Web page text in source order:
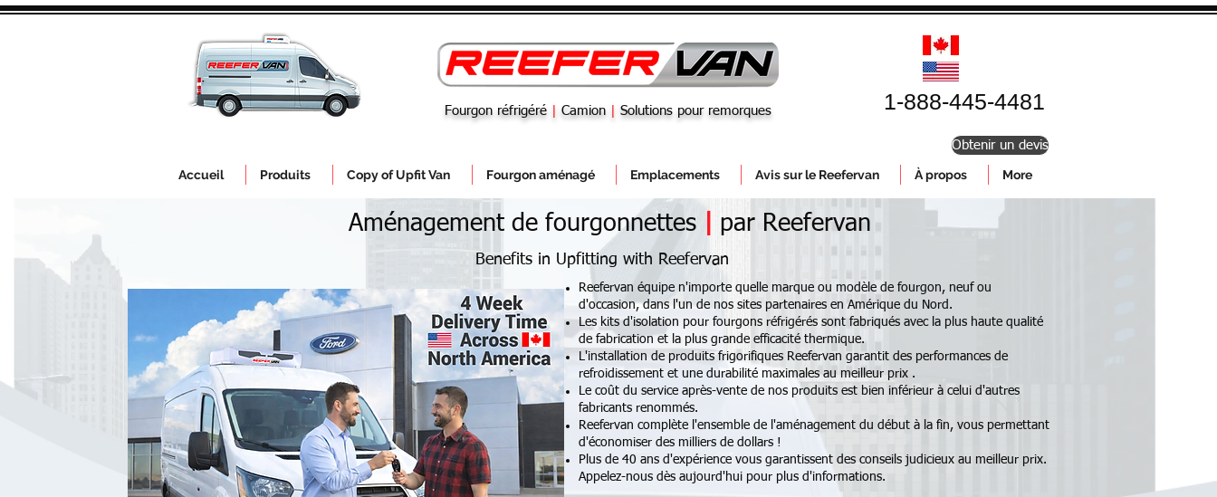
Fourgon réfrigéré Camion Solutions pour remorques 1-888-445-4481
Obtenir un devis
Accueil Produits Copy of Upfit Van Fourgon aménagé Emplacements Avis sur le Reefervan À propos More
Aménagement de fourgonnettes par Reefervan
Benefits in Upfitting with Reefervan
Reefervan équipe n'importe quelle marque ou modèle de fourgon, neuf ou
d'occasion, dans l'un de nos sites partenaires en Amérique du Nord.
Les kits d'isolation pour fourgons réfrigérés sont fabriqués avec la plus haute qualité
de fabrication et la plus grande efficacité thermique.
L'installation de produits frigorifiques Reefervan garantit des performances de
refroidissement et une durabilité maximales au meilleur prix .
Le coût du service après-vente de nos produits est bien inférieur à celui d'autres
fabricants renommés.
Reefervan complète l'ensemble de l'aménagement du début à la fin, vous permettant
d'économiser des milliers de dollars !
Plus de 40 ans d'expérience vous garantissent des conseils judicieux au meilleur prix.
Appelez-nous dès aujourd'hui pour plus d'informations.